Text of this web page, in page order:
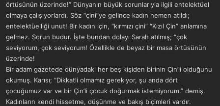
örtüsünün üzerinde!” Dünyanın büyük sorunlarıyla ilgili entelektüel
olmaya çalışıyorlardı. Söz “çini”ye gelince kadın hemen atıldı;
entelektüelliği unut! Bir kadın için, “kırmızı çini” “Kızıl Çin” anlamına
gelmez. Sorun budur. İşte bundan dolayı Sarah atılmış; “çok
seviyorum, çok seviyorum! Özellikle de beyaz bir masa örtüsünün
üzerinde!
Bir adam gazetede dünyadaki her beş kişiden birinin Çin’li olduğunu
okumuş. Karısı; “Dikkatli olmamız gerekiyor, şu anda dört
çocuğumuz var ve bir Çin’li çocuk doğurmak istemiyorum.” demiş.
Kadınların kendi hissetme, düşünme ve bakış biçimleri vardır.